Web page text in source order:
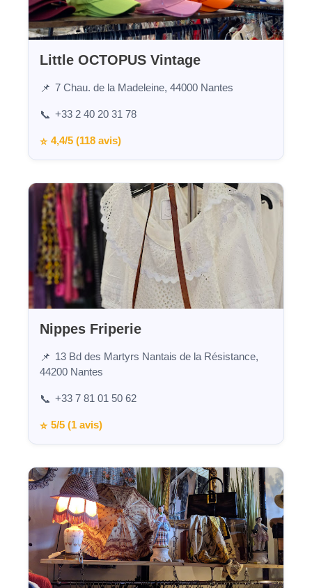
Little OCTOPUS Vintage
📌 7 Chau. de la Madeleine, 44000 Nantes
📞 +33 2 40 20 31 78
⭐ 4,4/5 (118 avis)
Nippes Friperie
📌 13 Bd des Martyrs Nantais de la Résistance,
44200 Nantes
📞 +33 7 81 01 50 62
⭐ 5/5 (1 avis)